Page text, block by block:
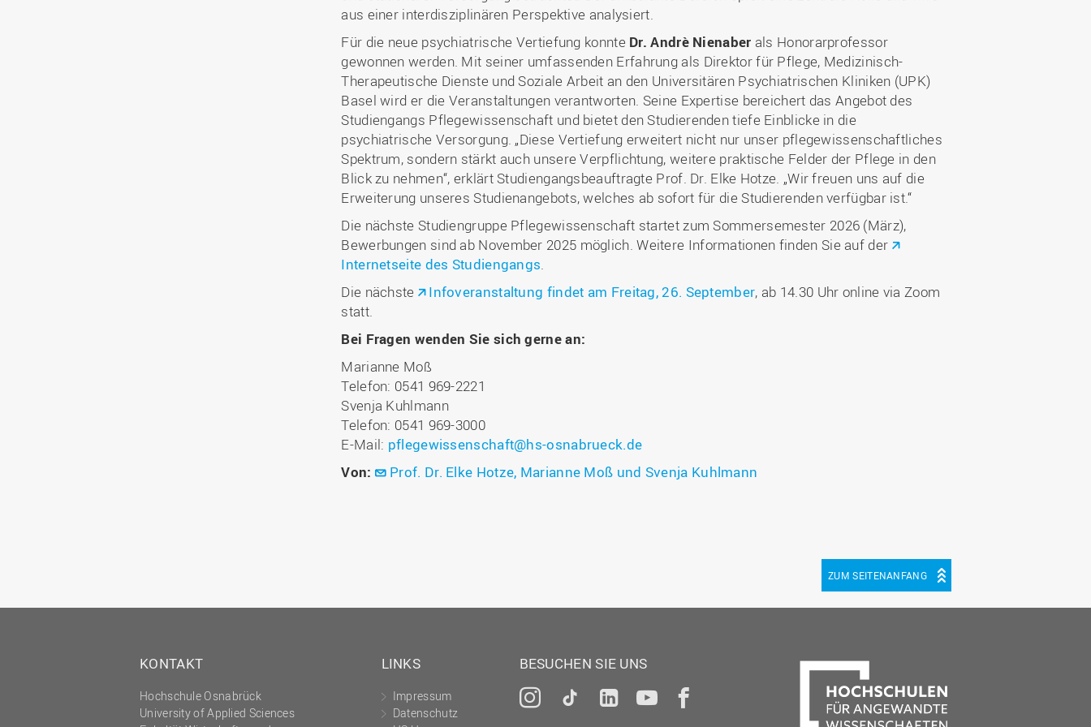
aus einer interdisziplinären Perspektive analysiert.
Für die neue psychiatrische Vertiefung konnte Dr. Andrè Nienaber als Honorarprofessor
gewonnen werden. Mit seiner umfassenden Erfahrung als Direktor für Pflege, Medizinisch-
Therapeutische Dienste und Soziale Arbeit an den Universitären Psychiatrischen Kliniken (UPK)
Basel wird er die Veranstaltungen verantworten. Seine Expertise bereichert das Angebot des
Studiengangs Pflegewissenschaft und bietet den Studierenden tiefe Einblicke in die
psychiatrische Versorgung. „Diese Vertiefung erweitert nicht nur unser pflegewissenschaftliches
Spektrum, sondern stärkt auch unsere Verpflichtung, weitere praktische Felder der Pflege in den
Blick zu nehmen“, erklärt Studiengangsbeauftragte Prof. Dr. Elke Hotze. „Wir freuen uns auf die
Erweiterung unseres Studienangebots, welches ab sofort für die Studierenden verfügbar ist.“
Die nächste Studiengruppe Pflegewissenschaft startet zum Sommersemester 2026 (März),
Bewerbungen sind ab November 2025 möglich. Weitere Informationen finden Sie auf der
Internetseite des Studiengangs.
Die nächste
Infoveranstaltung findet am Freitag, 26. September, ab 14.30 Uhr online via Zoom
statt.
Bei Fragen wenden Sie sich gerne an:
Marianne Moß
Telefon: 0541 969-2221
Svenja Kuhlmann
Telefon: 0541 969-3000
E-Mail: pflegewissenschaft@hs-osnabrueck.de
Von:
Prof. Dr. Elke Hotze, Marianne Moß und Svenja Kuhlmann
ZUM SEITENANFANG
KONTAKT
Hochschule Osnabrück
University of Applied Sciences
LINKS
Impressum
Datenschutz
BESUCHEN SIE UNS
Instagram
TiktokLinkedInYouTube